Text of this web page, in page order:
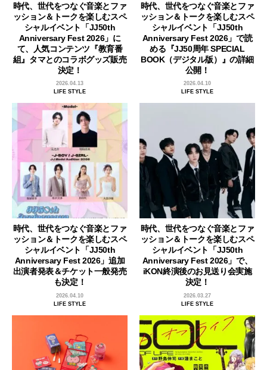
時代、世代をつなぐ音楽とファ
ッション＆トークを楽しむスペ
シャルイベント「JJ50th
Anniversary Fest 2026」に
て、人気コンテンツ『教育番
組』タマとのコラボグッズ販売
決定！
2026.04.13
LIFE STYLE
時代、世代をつなぐ音楽とファ
ッション＆トークを楽しむスペ
シャルイベント「JJ50th
Anniversary Fest 2026」で読
める『JJ50周年 SPECIAL
BOOK（デジタル版）』の詳細
公開！
2026.04.10
LIFE STYLE
時代、世代をつなぐ音楽とファ
ッション＆トークを楽しむスペ
シャルイベント「JJ50th
Anniversary Fest 2026」追加
出演者発表＆チケット一般発売
も決定！
2026.04.10
LIFE STYLE
時代、世代をつなぐ音楽とファ
ッション＆トークを楽しむスペ
シャルイベント「JJ50th
Anniversary Fest 2026」で、
iKON終演後のお見送り会実施
決定！
2026.03.27
LIFE STYLE